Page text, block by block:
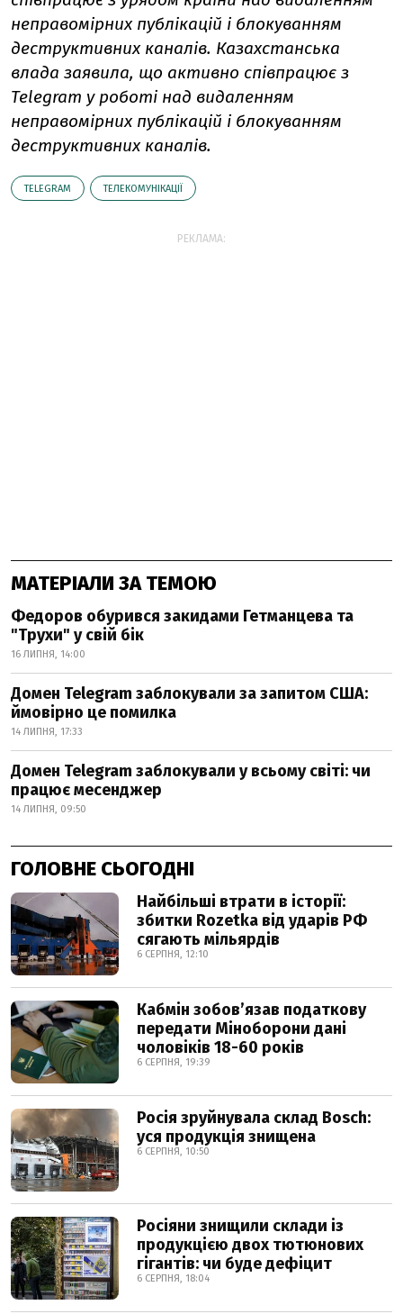
неправомірних публікацій і блокуванням
деструктивних каналів. Казахстанська
влада заявила, що активно співпрацює з
Telegram у роботі над видаленням
неправомірних публікацій і блокуванням
деструктивних каналів.
TELEGRAM ТЕЛЕКОМУНІКАЦІЇ
РЕКЛАМА:
МАТЕРІАЛИ ЗА ТЕМОЮ
Федоров обурився закидами Гетманцева та
"Трухи" у свій бік
16 ЛИПНЯ, 14:00
Домен Telegram заблокували за запитом США:
ймовірно це помилка
14 ЛИПНЯ, 17:33
Домен Telegram заблокували у всьому світі: чи
працює месенджер
14 ЛИПНЯ, 09:50
ГОЛОВНЕ СЬОГОДНІ
Найбільші втрати в історії:
збитки Rozetka від ударів РФ
сягають мільярдів
6 СЕРПНЯ, 12:10
Кабмін зобовʼязав податкову
передати Міноборони дані
чоловіків 18-60 років
6 СЕРПНЯ, 19:39
Росія зруйнувала склад Bosch:
уся продукція знищена
6 СЕРПНЯ, 10:50
Росіяни знищили склади із
продукцією двох тютюнових
гігантів: чи буде дефіцит
6 СЕРПНЯ, 18:04